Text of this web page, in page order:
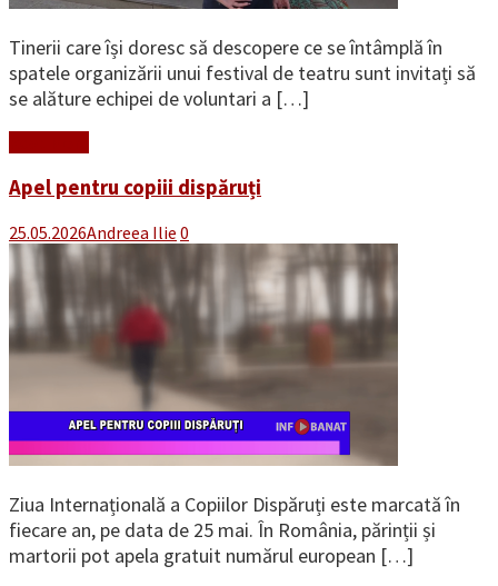
Tinerii care își doresc să descopere ce se întâmplă în
spatele organizării unui festival de teatru sunt invitați să
se alăture echipei de voluntari a […]
Apel pentru copiii dispăruți
25.05.2026Andreea Ilie 0
Ziua Internațională a Copiilor Dispăruți este marcată în
fiecare an, pe data de 25 mai. În România, părinții și
martorii pot apela gratuit numărul european […]